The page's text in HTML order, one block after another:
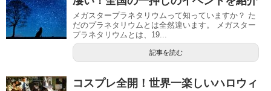
メガスタープラネタリウムって知っていますか？ た
だのプラネタリウムとは全然違います。 メガスター
プラネタリウムとは、19...
記事を読む
コスプレ全開！世界一楽しいハロウィ